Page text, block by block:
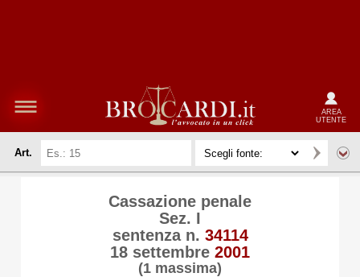
AREA
UTENTE
Art.
Cassazione penale
Sez. I
sentenza n. 34114
18 settembre 2001
(1 massima)